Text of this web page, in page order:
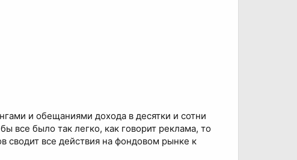
и обещаниями дохода в десятки и сотни
все было так легко, как говорит реклама, то
все действия на фондовом рынке к